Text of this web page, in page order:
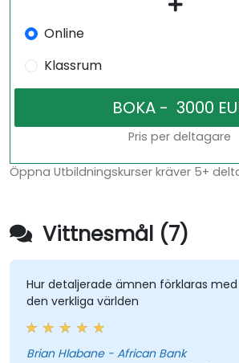
Online
Klassrum
Pris per deltagare
Öppna Utbildningskurser kräver 5+
Vittnesmål (7)
Hur detaljerade ämnen förklaras
den verkliga världen
Brian Hlabane - African Bank